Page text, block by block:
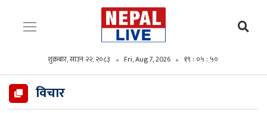
शुक्रबार, साउन २२, २०८३ Fri, Aug 7, 2026 १९ : ०५ : ५२
विचार